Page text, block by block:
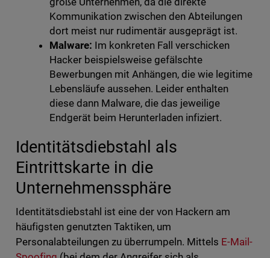
Kommunikation zwischen den Abteilungen
dort meist nur rudimentär ausgeprägt ist.
Malware: Im konkreten Fall verschicken
Hacker beispielsweise gefälschte
Bewerbungen mit Anhängen, die wie legitime
Lebensläufe aussehen. Leider enthalten
diese dann Malware, die das jeweilige
Endgerät beim Herunterladen infiziert.
Identitätsdiebstahl als
Eintrittskarte in die
Unternehmenssphäre
Identitätsdiebstahl ist eine der von Hackern am
häufigsten genutzten Taktiken, um
Personalabteilungen zu überrumpeln. Mittels E-Mail-